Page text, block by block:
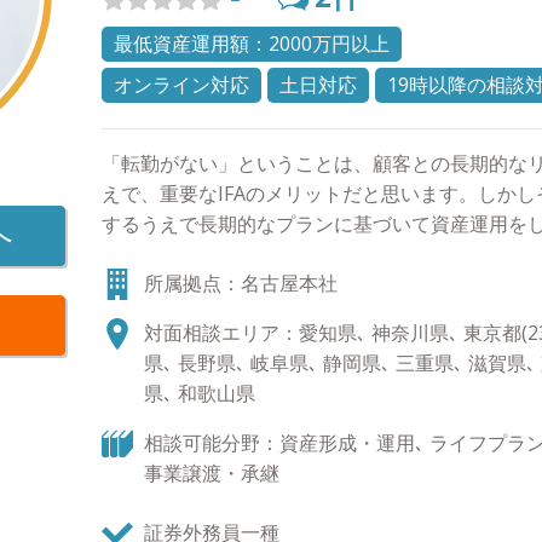
最低資産運用額：2000万円以上
オンライン対応
土日対応 19時以降の相談
「転勤がない」ということは、顧客との長期的
えで、重要なIFAのメリットだと思います。しか
するうえで長期的なプランに基づいて資産運用を
運用ゴールに向け、長期的な視点での投資提案
るモットー】 資産運用の世界はジャングルです
やサービスが登場し、ユーザーがその本質を理解
代。自分自身の主観を頼りに恐る恐る歩を進め
か。我々は、TA（Trusted Advisors）という社
という意味を込め、どんなジャングルの中にあっ
お客様にお伝えし、伴走いたします。
所属拠点：名古屋本社
対面相談エリア：愛知県､ 神奈川県､ 東京都
県､ 長野県､ 岐阜県､ 静岡県､ 三重県､ 滋賀県
県､ 和歌山県
相談可能分野：資産形成・運用､ ライフプラ
事業譲渡・承継
証券外務員一種